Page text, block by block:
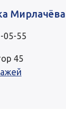
Мирлачёва
05-55
45